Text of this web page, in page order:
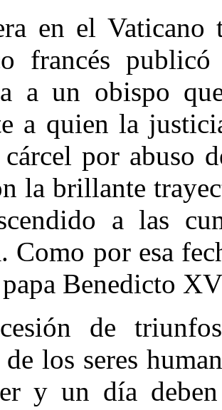
en el
francés
a un obispo
a quien la
cárcel por abuso
la brillante
a las
Como por esa
Benedicto
de
los seres
y un día